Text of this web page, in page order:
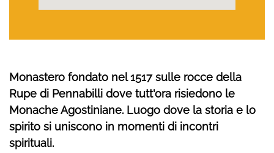
Monastero fondato nel 1517 sulle rocce della
Rupe di Pennabilli dove tutt'ora risiedono le
Monache Agostiniane. Luogo dove la storia e lo
spirito si uniscono in momenti di incontri
spirituali.